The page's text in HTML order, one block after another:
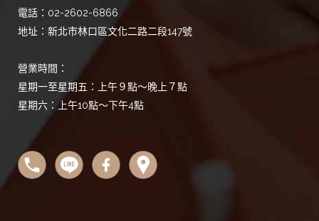
電話：02-2602-6866
地址：新北市林口區文化二路二段147號
營業時間：
星期一至星期五：上午９點～晚上７點
星期六：上午10點～下午4點